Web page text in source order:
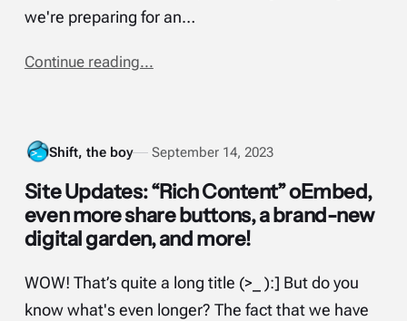
we're preparing for an…
Continue reading...
Shift, the boy September 14, 2023
Site Updates: “Rich Content” oEmbed,
even more share buttons, a brand-new
digital garden, and more!
WOW! That’s quite a long title (>_ ):] But do you
know what's even longer? The fact that we have